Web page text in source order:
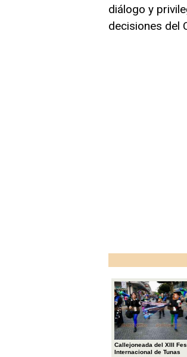
diálogo y
decisiones del
Callejoneada del XIII
Internacional de Tunas